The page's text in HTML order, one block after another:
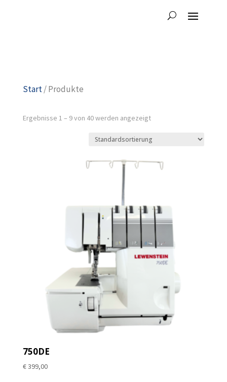
Start/ Produkte
Ergebnisse 1 – 9 von 40 werden angezeigt
750DE
€399,00